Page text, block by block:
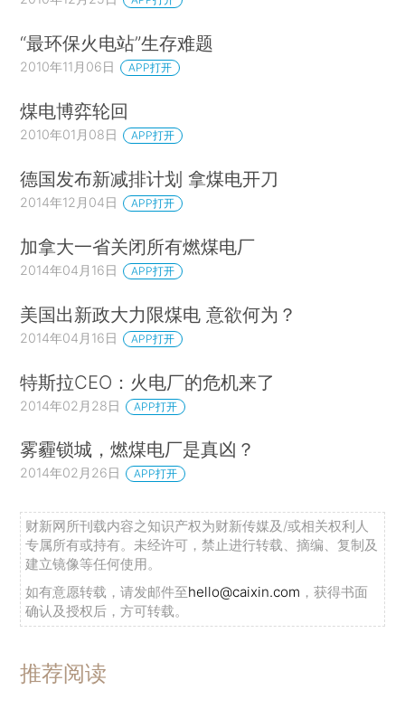
“最环保火电站”生存难题
2010年11月06日 APP打开
煤电博弈轮回
2010年01月08日 APP打开
德国发布新减排计划 拿煤电开刀
2014年12月04日 APP打开
加拿大一省关闭所有燃煤电厂
2014年04月16日 APP打开
美国出新政大力限煤电 意欲何为？
2014年04月16日 APP打开
特斯拉CEO：火电厂的危机来了
2014年02月28日 APP打开
雾霾锁城，燃煤电厂是真凶？
2014年02月26日 APP打开
财新网所刊载内容之知识产权为财新传媒及/或相关权利人
专属所有或持有。未经许可，禁止进行转载、摘编、复制及
建立镜像等任何使用。
如有意愿转载，请发邮件至hello@caixin.com ，获得书面
确认及授权后，方可转载。
推荐阅读